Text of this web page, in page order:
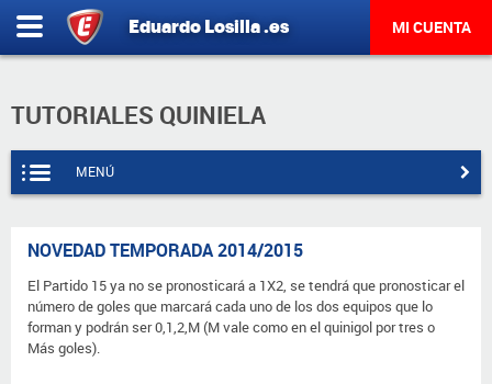
Eduardo Losilla.es MI CUENTA
TUTORIALES QUINIELA
MENÚ
NOVEDAD TEMPORADA 2014/2015
El Partido 15 ya no se pronosticará a 1X2, se tendrá que pronosticar el
número de goles que marcará cada uno de los dos equipos que lo
forman y podrán ser 0,1,2,M (M vale como en el quinigol por tres o
Más goles).